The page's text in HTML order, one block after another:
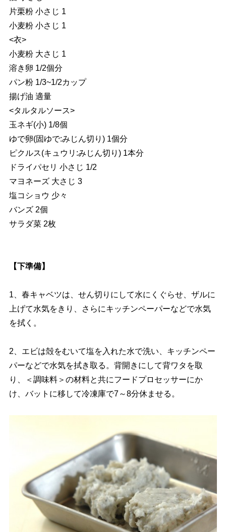
片栗粉 小さじ 1
小麦粉 小さじ 1
<衣>
小麦粉 大さじ 1
溶き卵 1/2個分
パン粉 1/3~1/2カップ
揚げ油 適量
<タルタルソース>
玉ネギ(小) 1/8個
ゆで卵(固ゆで:みじん切り) 1個分
ピクルス(キュウリ:みじん切り) 1本分
ドライパセリ 小さじ 1/2
マヨネーズ 大さじ 3
塩コショウ 少々
バンズ 2個
サラダ菜 2枚
【下準備】
1、春キャベツは、せん切りにして水にくぐらせ、ザルに
上げて水気をきり、さらにキッチンペーパーなどで水気
を拭く。
2、エビは殻をむいて塩を入れた水で洗い、キッチンペー
パーなどで水気を拭き取る。背開きにして背ワタを取
り、＜調味料＞の材料と共にフードプロセッサーにか
け、バットに移して冷凍庫で7～8分休ませる。